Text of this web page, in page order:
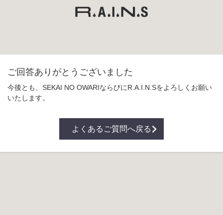
ご回答ありがとうございました
今後とも、SEKAI NO OWARIならびにR.A.I.N.Sをよろしくお願い
いたします。
よくあるご質問へ戻る